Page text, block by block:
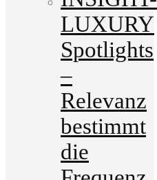
LUXURY
Spotlights
–
Relevanz
bestimmt
die